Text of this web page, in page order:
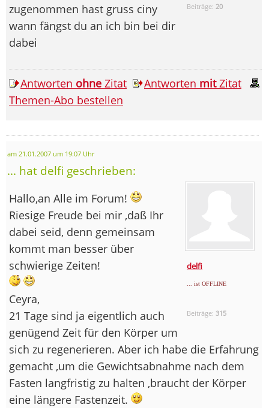
Beiträge: 20
zugenommen hast gruss ciny
wann fängst du an ich bin bei dir
dabei
Antworten ohne Zitat Antworten mitZitat
Themen-Abo bestellen
am 21.01.2007 um 19:07 Uhr
... hat delfi geschrieben:
delfi
... ist OFFLINE
Beiträge:315
Hallo,an Alle im Forum!
Riesige Freude bei mir ,daß Ihr
dabei seid, denn gemeinsam
kommt man besser über
schwierige Zeiten!
Ceyra,
21 Tage sind ja eigentlich auch
genügend Zeit für den Körper um
sich zu regenerieren. Aber ich habe die Erfahrung
gemacht ,um die Gewichtsabnahme nach dem
Fasten langfristig zu halten ,braucht der Körper
eine längere Fastenzeit.